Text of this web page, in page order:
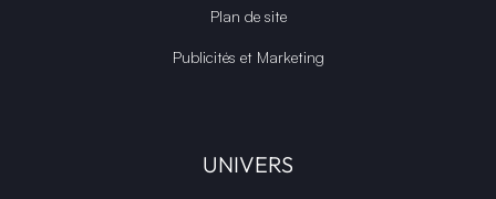
Plan de site
Publicités et Marketing
UNIVERS